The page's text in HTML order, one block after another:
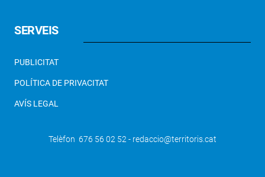
SERVEIS
PUBLICITAT
POLÍTICA DE PRIVACITAT
AVÍS LEGAL
Telèfon 676 56 02 52 - redaccio@territoris.cat